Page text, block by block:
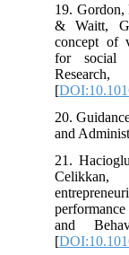
19.
& Waitt,
concept
for
[
20.
and
21.
and
[